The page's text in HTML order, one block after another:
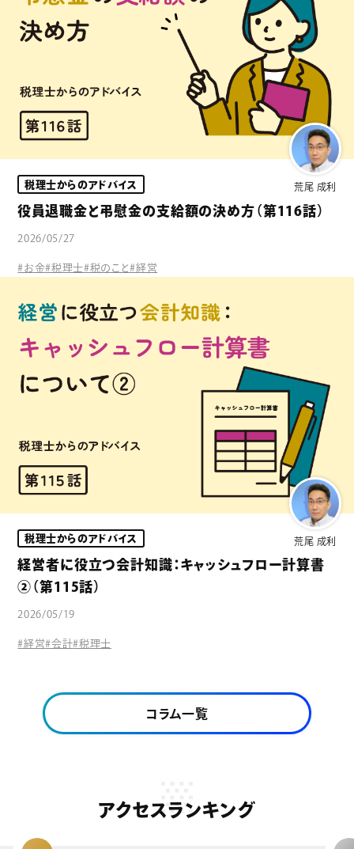
荒尾 成利
税理士からのアドバイス
役員退職金と弔慰金の支給額の決め方（第116話）
2026/05/27
#お金#税理士#税のこと#経営
荒尾 成利
税理士からのアドバイス
経営者に役立つ会計知識：キャッシュフロー計算書
②（第115話）
2026/05/19
#経営#会計#税理士
コラム一覧
アクセスランキング